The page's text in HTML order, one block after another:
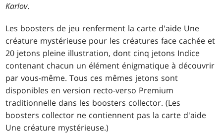
Karlov.
Les boosters de jeu renferment la carte d'aide Une
créature mystérieuse pour les créatures face cachée et
20 jetons pleine illustration, dont cinq jetons Indice
contenant chacun un élément énigmatique à découvrir
par vous-même. Tous ces mêmes jetons sont
disponibles en version recto-verso Premium
traditionnelle dans les boosters collector. (Les
boosters collector ne contiennent pas la carte d'aide
Une créature mystérieuse.)